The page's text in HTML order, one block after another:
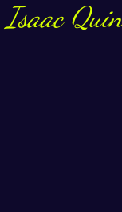
Isaac